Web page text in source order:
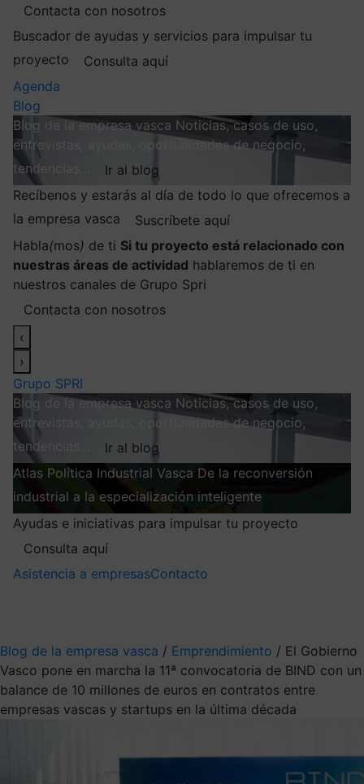
Contacta con nosotros
Buscador de ayudas y servicios para impulsar tu
proyecto
Consulta aquí
Agenda
Blog
Blog de la empresa vasca Noticias, casos de uso,
entrevistas, ayudas, oportunidades de negocio,
tendencias…
Ir al blog
Recíbenos y estarás al día de todo lo que ofrecemos a
la empresa vasca
Suscríbete aquí
Habla(mos) de ti Si tu proyecto está relacionado con
nuestras áreas de actividad hablaremos de ti en
nuestros canales de Grupo Spri
Contacta con nosotros
‹
›
Grupo SPRI
Blog de la empresa vasca Noticias, casos de uso,
entrevistas, ayudas, oportunidades de negocio,
tendencias…
Ir al blog
Atlas Política Industrial Vasca De la reconversión
industrial a la especialización inteligente
Ayudas e iniciativas para impulsar tu proyecto
Consulta aquí
Asistencia a empresasContacto
Blog de la empresa vasca / Emprendimiento / El Gobierno
Vasco pone en marcha la 11ª convocatoria de BIND con un
balance de 10 millones de euros en contratos entre
empresas vascas y startups en la última década